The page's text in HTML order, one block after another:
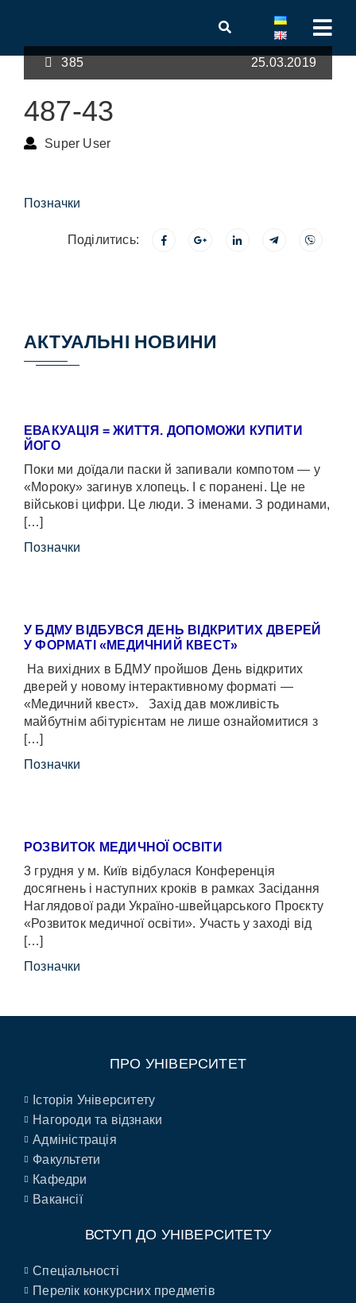
385 25.03.2019
487-43
Super User
Позначки
Поділитись:
АКТУАЛЬНІ НОВИНИ
ЕВАКУАЦІЯ = ЖИТТЯ. ДОПОМОЖИ КУПИТИ
ЙОГО
Поки ми доїдали паски й запивали компотом — у
«Мороку» загинув хлопець. І є поранені. Це не
військові цифри. Це люди. З іменами. З родинами,
[…]
Позначки
У БДМУ ВІДБУВСЯ ДЕНЬ ВІДКРИТИХ ДВЕРЕЙ
У ФОРМАТІ «МЕДИЧНИЙ КВЕСТ»
На вихідних в БДМУ пройшов День відкритих
дверей у новому інтерактивному форматі —
«Медичний квест». Захід дав можливість
майбутнім абітурієнтам не лише ознайомитися з
[…]
Позначки
РОЗВИТОК МЕДИЧНОЇ ОСВІТИ
3 грудня у м. Київ відбулася Конференція
досягнень і наступних кроків в рамках Засідання
Наглядової ради Україно-швейцарського Проєкту
«Розвиток медичної освіти». Участь у заході від
[…]
Позначки
ПРО УНІВЕРСИТЕТ
Історія Університету
Нагороди та відзнаки
Адміністрація
Факультети
Кафедри
Вакансії
ВСТУП ДО УНІВЕРСИТЕТУ
Спеціальності
Перелік конкурсних предметів